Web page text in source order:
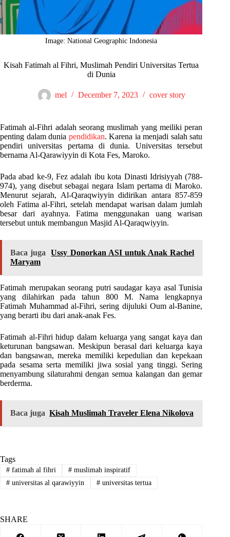
Image: National Geographic Indonesia
Kisah Fatimah al Fihri, Muslimah Pendiri Universitas Tertua
di Dunia
mel December 7, 2023 cover story
Fatimah al-Fihri adalah seorang muslimah yang meiliki peran
penting dalam dunia pendidikan. Karena ia menjadi salah satu
pendiri universitas pertama di dunia. Universitas tersebut
bernama Al-Qarawiyyin di Kota Fes, Maroko.
Pada abad ke-9, Fez adalah ibu kota Dinasti Idrisiyyah (788-
974), yang disebut sebagai negara Islam pertama di Maroko.
Menurut sejarah, Al-Qaraqwiyyin didirikan antara 857-859
oleh Fatima al-Fihri, setelah mendapat warisan dalam jumlah
besar dari ayahnya. Fatima menggunakan uang warisan
tersebut untuk membangun Masjid Al-Qaraqwiyyin.
Baca juga
Ussy Donorkan ASI untuk Anak Rachel
Maryam
Fatimah merupakan seorang putri saudagar kaya asal Tunisia
yang dilahirkan pada tahun 800 M. Nama lengkapnya
Fatimah Muhammad al-Fihri, sering dijuluki Oum al-Banine,
yang berarti ibu dari anak-anak Fes.
Fatimah al-Fihri hidup dalam keluarga yang sangat kaya dan
keturunan bangsawan. Meskipun berasal dari keluarga kaya
dan bangsawan, mereka memiliki kepedulian dan kepekaan
pada sesama serta memiliki jiwa sosial yang tinggi. Sering
menyambung silaturahmi dengan semua kalangan dan gemar
berderma.
Baca juga Kisah Muslimah Traveler Elena Nikolova
Tags
#fatimah al fihri #muslimah inspiratif
#universitas al qarawiyyin #universitas tertua
SHARE